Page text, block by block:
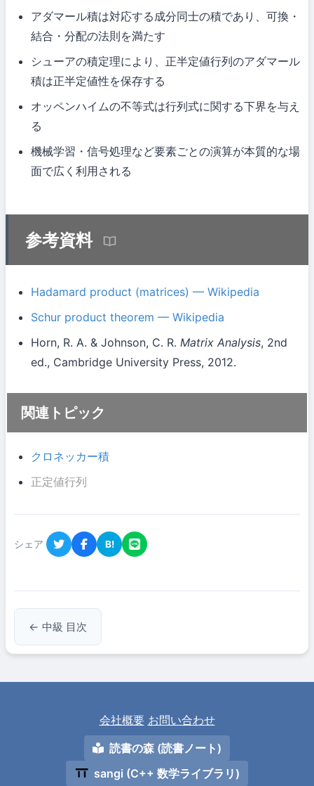
アダマール積は対応する成分同士の積であり、可換・
結合・分配の法則を満たす
シューアの積定理により、正半定値行列のアダマール
積は正半定値性を保存する
オッペンハイムの不等式は行列式に関する下界を与え
る
機械学習・信号処理など要素ごとの演算が本質的な場
面で広く利用される
参考資料
Hadamard product (matrices) — Wikipedia
Schur product theorem — Wikipedia
Horn, R. A. & Johnson, C. R. Matrix Analysis, 2nd
ed., Cambridge University Press, 2012.
関連トピック
クロネッカー積
正定値行列
シェア B!
← 中級 目次
会社概要 お問い合わせ
読書の森 (読書ノート)
sangi (C++ 数学ライブラリ)